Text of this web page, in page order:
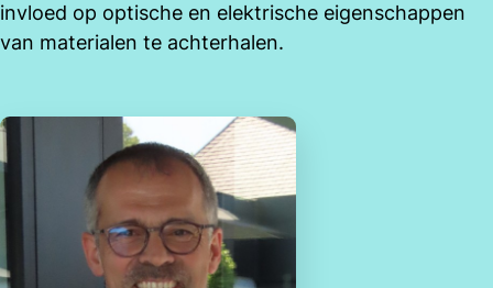
invloed op optische en elektrische eigenschappen
van materialen te achterhalen.